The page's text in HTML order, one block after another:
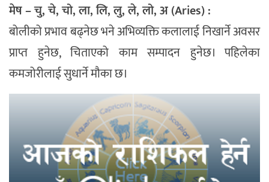
मेष – चु, चे, चो, ला, लि, लु, ले, लो, अ (Aries) :
बोलीको प्रभाव बढ्नेछ भने अभिव्यक्ति कलालाई निखार्ने अवसर
प्राप्त हुनेछ, चिताएको काम सम्पादन हुनेछ। पहिलेका
कमजोरीलाई सुधार्ने मौका छ।